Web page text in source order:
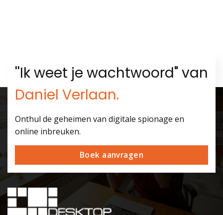
''Ik weet je wachtwoord" van
Daniel Verlaan.
Onthul de geheimen van digitale spionage en
online inbreuken.
Boek aanvragen